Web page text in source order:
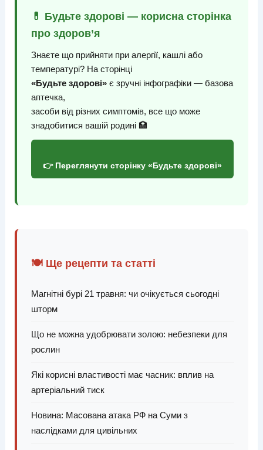
💊 Будьте здорові — корисна сторінка
про здоров’я
Знаєте що прийняти при алергії, кашлі або
температурі? На сторінці
«Будьте здорові»є зручні інфографіки — базова
аптечка,
засоби від різних симптомів, все що може
знадобитися вашій родині 🏥
👉 Переглянути сторінку «Будьте здорові»
🍽️ Ще рецепти та статті
Магнітні бурі 21 травня: чи очікується сьогодні
шторм
Що не можна удобрювати золою: небезпеки для
рослин
Які корисні властивості має часник: вплив на
артеріальний тиск
Новина: Масована атака РФ на Суми з
наслідками для цивільних